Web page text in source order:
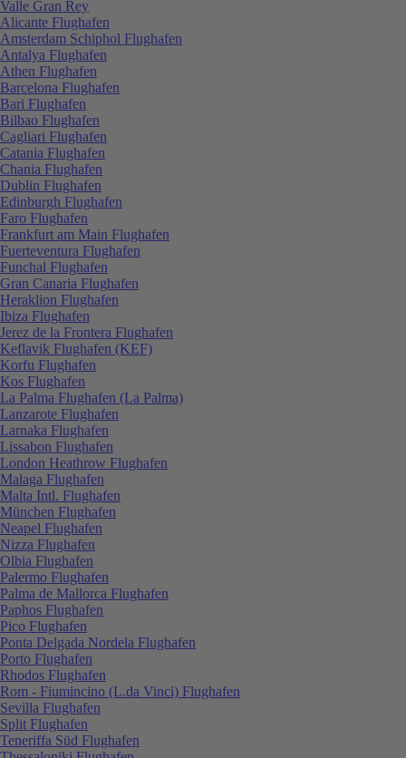
Valle Gran Rey
Alicante Flughafen
Amsterdam Schiphol Flughafen
Antalya Flughafen
Athen Flughafen
Barcelona Flughafen
Bari Flughafen
Bilbao Flughafen
Cagliari Flughafen
Catania Flughafen
Chania Flughafen
Dublin Flughafen
Edinburgh Flughafen
Faro Flughafen
Frankfurt am Main Flughafen
Fuerteventura Flughafen
Funchal Flughafen
Gran Canaria Flughafen
Heraklion Flughafen
Ibiza Flughafen
Jerez de la Frontera Flughafen
Keflavik Flughafen (KEF)
Korfu Flughafen
Kos Flughafen
La Palma Flughafen (La Palma)
Lanzarote Flughafen
Larnaka Flughafen
Lissabon Flughafen
London Heathrow Flughafen
Malaga Flughafen
Malta Intl. Flughafen
München Flughafen
Neapel Flughafen
Nizza Flughafen
Olbia Flughafen
Palermo Flughafen
Palma de Mallorca Flughafen
Paphos Flughafen
Pico Flughafen
Ponta Delgada Nordela Flughafen
Porto Flughafen
Rhodos Flughafen
Rom - Fiumincino (L.da Vinci) Flughafen
Sevilla Flughafen
Split Flughafen
Teneriffa Süd Flughafen